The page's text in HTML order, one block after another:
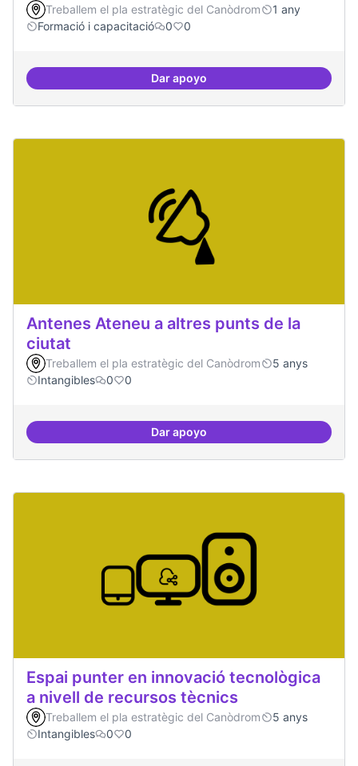
Treballem el pla estratègic del Canòdrom
1 any
Formació i capacitació
0 0
Dar apoyoEspai acompanyament periòdic
Antenes Ateneu a altres punts de la
ciutat
Treballem el pla estratègic del Canòdrom
5 anys
Intangibles
0 0
Dar apoyoAntenes Ateneu a altres punts
Espai punter en innovació tecnològica
a nivell de recursos tècnics
Treballem el pla estratègic del Canòdrom
5 anys
Intangibles
0 0